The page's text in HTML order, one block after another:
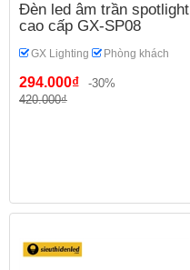
Đèn led âm trần spotlight
cao cấp GX-SP08
GX Lighting Phòng khách
294.000₫
-30%
420.000₫